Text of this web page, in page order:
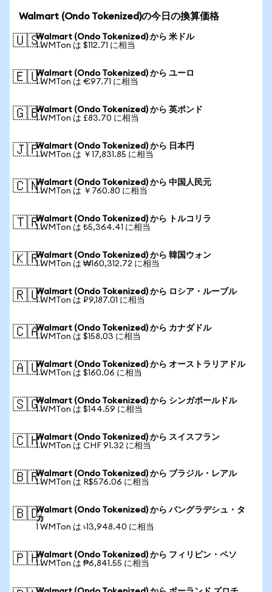
Walmart (Ondo Tokenized)の今日の換算価格
🇺🇸Walmart (Ondo Tokenized) から 米ドル
1 WMTon は $112.71 に相当
🇪🇺Walmart (Ondo Tokenized) から ユーロ
1 WMTon は €97.71 に相当
🇬🇧Walmart (Ondo Tokenized) から 英ポンド
1 WMTon は £83.70 に相当
🇯🇵Walmart (Ondo Tokenized) から 日本円
1 WMTon は ￥17,831.85 に相当
🇨🇳Walmart (Ondo Tokenized) から 中国人民元
1 WMTon は ￥760.80 に相当
🇹🇷Walmart (Ondo Tokenized) から トルコリラ
1 WMTon は ₺5,364.41 に相当
🇰🇷Walmart (Ondo Tokenized) から 韓国ウォン
1 WMTon は ₩160,312.72 に相当
🇷🇺Walmart (Ondo Tokenized) から ロシア・ルーブル
1 WMTon は ₽9,187.01 に相当
🇨🇦Walmart (Ondo Tokenized) から カナダドル
1 WMTon は $158.03 に相当
🇦🇺Walmart (Ondo Tokenized) から オーストラリアドル
1 WMTon は $160.06 に相当
🇸🇬Walmart (Ondo Tokenized) から シンガポールドル
1 WMTon は $144.59 に相当
🇨🇭Walmart (Ondo Tokenized) から スイスフラン
1 WMTon は CHF 91.32 に相当
🇧🇷Walmart (Ondo Tokenized) から ブラジル・レアル
1 WMTon は R$576.06 に相当
🇧🇩Walmart (Ondo Tokenized) から バングラデシュ・タ
カ
1 WMTon は ৳13,948.40 に相当
🇵🇭Walmart (Ondo Tokenized) から フィリピン・ペソ
1 WMTon は ₱6,841.55 に相当